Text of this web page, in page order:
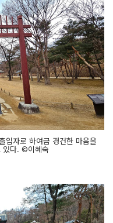
입자로 하여금 경건한 마음을
있다. ©이혜숙